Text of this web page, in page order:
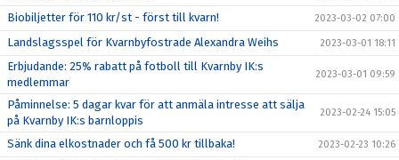
Biobiljetter för 110 kr/st - först till kvarn! 2023-03-02 07:00
Landslagsspel för Kvarnbyfostrade Alexandra Weihs 2023-03-01 18:11
Erbjudande: 25% rabatt på fotboll till Kvarnby IK:s
medlemmar
2023-03-01 09:59
Påminnelse: 5 dagar kvar för att anmäla intresse att sälja
på Kvarnby IK:s barnloppis
2023-02-24 15:05
Sänk dina elkostnader och få 500 kr tillbaka! 2023-02-23 10:26